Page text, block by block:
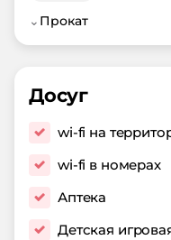
⌄ Прокат
Досуг
wi-fi на
wi-fi в номерах
Аптека
Детская